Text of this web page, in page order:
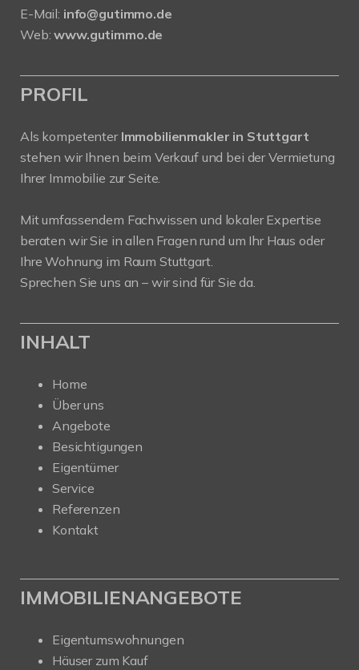
E-Mail: info@gutimmo.de
Web:www.gutimmo.de
PROFIL
Als kompetenter Immobilienmakler in Stuttgart
stehen wir Ihnen beim Verkauf und bei der Vermietung
Ihrer Immobilie zur Seite.
Mit umfassendem Fachwissen und lokaler Expertise
beraten wir Sie in allen Fragen rund um Ihr Haus oder
Ihre Wohnung im Raum Stuttgart.
Sprechen Sie uns an – wir sind für Sie da.
INHALT
Home
Über uns
Angebote
Besichtigungen
Eigentümer
Service
Referenzen
Kontakt
IMMOBILIENANGEBOTE
Eigentumswohnungen
Häuser zum Kauf